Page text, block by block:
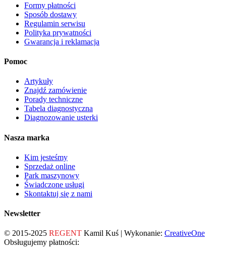
Formy płatności
Sposób dostawy
Regulamin serwisu
Polityka prywatności
Gwarancja i reklamacja
Pomoc
Artykuły
Znajdź zamówienie
Porady techniczne
Tabela diagnostyczna
Diagnozowanie usterki
Nasza marka
Kim jesteśmy
Sprzedaż online
Park maszynowy
Świadczone usługi
Skontaktuj się z nami
Newsletter
© 2015-2025 REGENT Kamil Kuś | Wykonanie: CreativeOne
Obsługujemy płatności: